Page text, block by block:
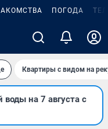
ПОГОДА
Квартиры с видом на
воды на 7 августа с